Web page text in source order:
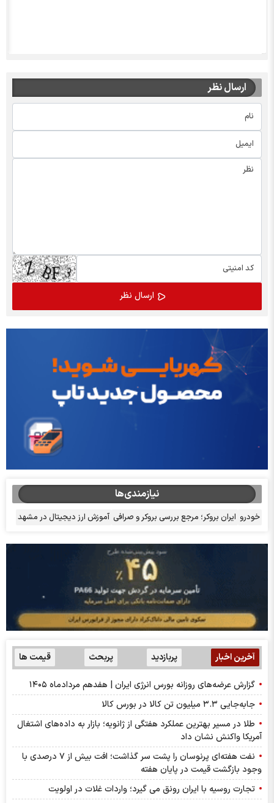
ارسال نظر
نیازمندی‌ها
خودرو ایران بروکر؛ مرجع بررسی بروکر و صرافی آموزش ارز دیجیتال در مشهد
آخرین اخبار پربازدید پربحث قیمت ها
گزارش عرضه‌های روزانه بورس انرژی ایران | هفدهم مردادماه ۱۴۰۵
جابه‌جایی ۳.۳ میلیون تن کالا در بورس کالا
طلا در مسیر بهترین عملکرد هفتگی از ژانویه؛ بازار به داده‌های اشتغال
آمریکا واکنش نشان داد
نفت هفته‌ای پرنوسان را پشت سر گذاشت؛ افت بیش از ۷ درصدی با
وجود بازگشت قیمت در پایان هفته
تجارت روسیه با ایران رونق می گیرد؛ واردات غلات در اولویت